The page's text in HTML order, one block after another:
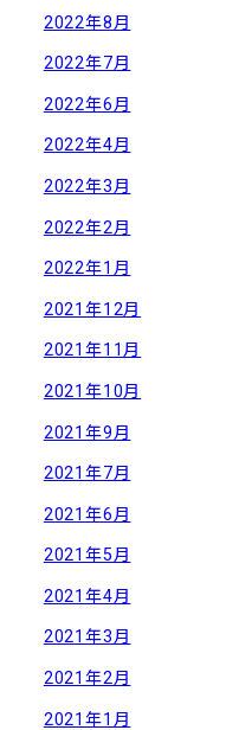
2022年8月
2022年7月
2022年6月
2022年4月
2022年3月
2022年2月
2022年1月
2021年12月
2021年11月
2021年10月
2021年9月
2021年7月
2021年6月
2021年5月
2021年4月
2021年3月
2021年2月
2021年1月